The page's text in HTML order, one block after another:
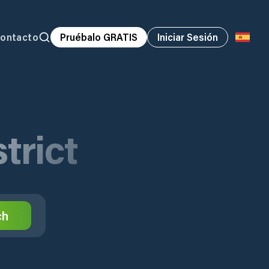
Pruébalo GRATIS Iniciar Sesión